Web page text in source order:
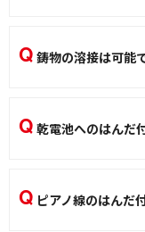
鋳物の溶接は可能
乾電池へのはんだ
すめしません。市
ピアノ線のはんだ